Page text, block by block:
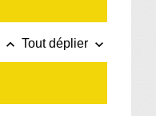
keyboard_arrow_up Tout déplier keyboard_arrow_down